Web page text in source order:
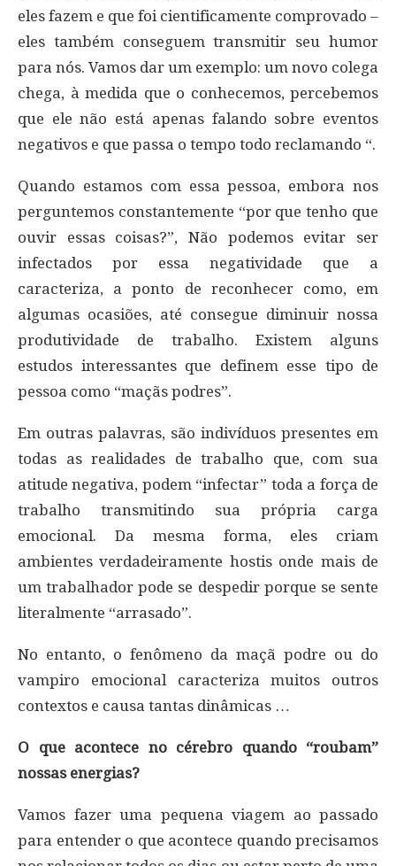
eles fazem e que foi cientificamente comprovado –
eles também conseguem transmitir seu humor
para nós. Vamos dar um exemplo: um novo colega
chega, à medida que o conhecemos, percebemos
que ele não está apenas falando sobre eventos
negativos e que passa o tempo todo reclamando “.
Quando estamos com essa pessoa, embora nos
perguntemos constantemente “por que tenho que
ouvir essas coisas?”, Não podemos evitar ser
infectados por essa negatividade que a
caracteriza, a ponto de reconhecer como, em
algumas ocasiões, até consegue diminuir nossa
produtividade de trabalho. Existem alguns
estudos interessantes que definem esse tipo de
pessoa como “maçãs podres”.
Em outras palavras, são indivíduos presentes em
todas as realidades de trabalho que, com sua
atitude negativa, podem “infectar” toda a força de
trabalho transmitindo sua própria carga
emocional. Da mesma forma, eles criam
ambientes verdadeiramente hostis onde mais de
um trabalhador pode se despedir porque se sente
literalmente “arrasado”.
No entanto, o fenômeno da maçã podre ou do
vampiro emocional caracteriza muitos outros
contextos e causa tantas dinâmicas …
O que acontece no cérebro quando “roubam”
nossas energias?
Vamos fazer uma pequena viagem ao passado
para entender o que acontece quando precisamos